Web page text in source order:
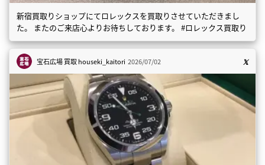
新宿買取りショップにてロレックスを買取りさせていただきまし
た。 またのご来店心よりお待ちしております。 #ロレックス買取り
宝石広場 買取houseki_kaitori 2026/07/02